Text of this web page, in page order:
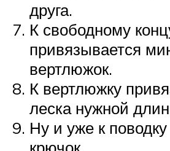
друга.
К свободному
привязывается
вертлюжок.
К вертлюжку
леска нужной
Ну и уже к